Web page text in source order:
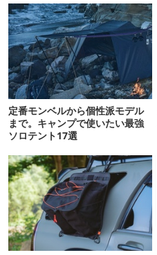
定番モンベルから個性派モデル
まで。キャンプで使いたい最強
ソロテント17選